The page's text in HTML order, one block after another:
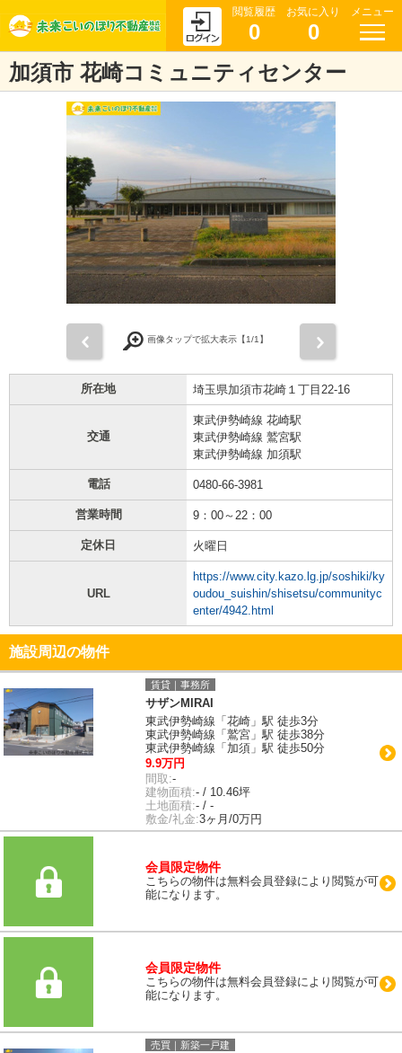
閲覧履歴
0
お気に入り
0
メニュー
加須市 花崎コミュニティセンター
画像タップで拡大表示【1/1】
所在地 埼玉県加須市花崎１丁目22-16
交通
東武伊勢崎線 花崎駅
東武伊勢崎線 鷲宮駅
東武伊勢崎線 加須駅
電話 0480-66-3981
営業時間 9：00～22：00
定休日 火曜日
URL
https://www.city.kazo.lg.jp/soshiki/ky
oudou_suishin/shisetsu/communityc
enter/4942.html
施設周辺の物件
賃貸｜事務所
サザンMIRAI
東武伊勢崎線「花崎」駅 徒歩3分
東武伊勢崎線「鷲宮」駅 徒歩38分
東武伊勢崎線「加須」駅 徒歩50分
9.9万円
間取:-
建物面積:- / 10.46坪
土地面積:- / -
敷金/礼金:3ヶ月/0万円
会員限定物件
こちらの物件は無料会員登録により閲覧が可
能になります。
会員限定物件
こちらの物件は無料会員登録により閲覧が可
能になります。
売買｜新築一戸建